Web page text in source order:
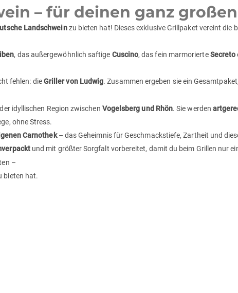
– für deinen ganz
Landschweinzu bieten hat! Dieses exklusive Grillpaket vereint die
, das außergewöhnlich saftige Cuscino, das fein marmorierteSecreto
fehlen: dieGriller von Ludwig. Zusammen ergeben sie ein
idyllischen Region zwischen Vogelsberg und Rhön. Sie werden
ohne Stress.
Carnothek– das Geheimnis für Geschmackstiefe, Zartheit und
und mit größter Sorgfalt vorbereitet, damit du beim Grillen nur
–
bieten hat.